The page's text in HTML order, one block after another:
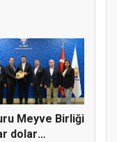
Meyve Birliği
dolar